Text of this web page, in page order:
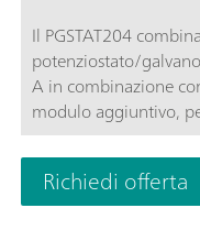
Il PGSTAT204
potenziostato/
A in combinazione
modulo aggiuntivo,
PGSTAT204 è uno
uscite analogici e
PGSTAT204
essere utilizzato per
Richiedi offerta